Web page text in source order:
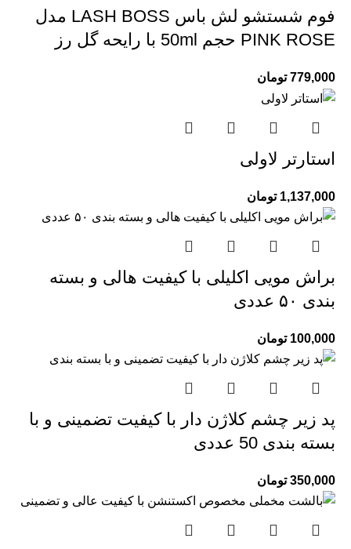
فوم شستشو لش باس LASH BOSS مدل
PINK ROSE حجم 50ml با رایحه گل رز
779,000 تومان
استارتر لاولی
1,137,000 تومان
براش مویی اکلیلی با کیفیت هالی و بسته
بندی ۵۰ عددی
100,000 تومان
پد زیر چشم کلاژن دار با کیفیت تضمینی و با
بسته بندی 50 عددی
350,000 تومان